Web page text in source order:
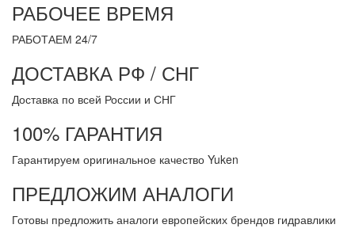
РАБОЧЕЕ ВРЕМЯ
РАБОТАЕМ 24/7
ДОСТАВКА РФ / СНГ
Доставка по всей России и СНГ
100% ГАРАНТИЯ
Гарантируем оригинальное качество Yuken
ПРЕДЛОЖИМ АНАЛОГИ
Готовы предложить аналоги европейских брендов гидравлики